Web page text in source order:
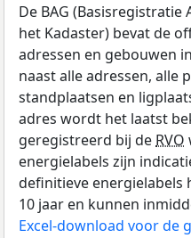
De BAG (Basisregistratie
het Kadaster) bevat de
adressen en gebouwen
naast alle adressen, alle
standplaatsen en
adres wordt het laatst
geregistreerd bij de RVO
energielabels zijn
definitieve energielabels
10 jaar en kunnen
Excel-download voor de